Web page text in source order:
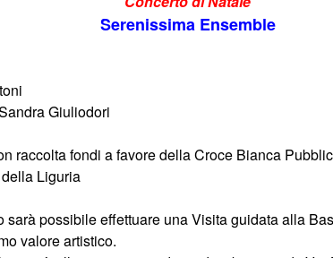
Serenissima Ensemble
Giuliodori
raccolta fondi a favore della Croce Bianca
Liguria
sarà possibile effettuare una Visita guidata alla
valore artistico.